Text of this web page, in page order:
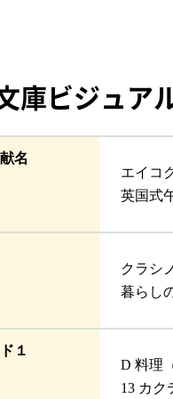
庫ビジュア
名
エイコ
英国式
クラシ
暮らし
１
D 料理
13 カク